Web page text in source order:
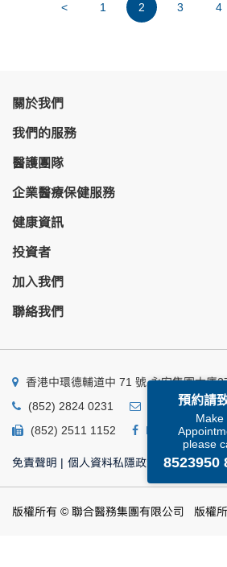
預約請
Make
please
8523950
< 1 2 3 4
關於我們
我們的服務
醫護團隊
企業醫療保健服務
健康資訊
投資者
加入我們
聯絡我們
香港中環德輔道中 71 號 永安集團大廈
(852) 2824 0231
(852) 2511 1152
Facebook
免責聲明 | 個人資料私隱政策 | 個人資料收
版權所有 © 聯合醫務集團有限公司 版權